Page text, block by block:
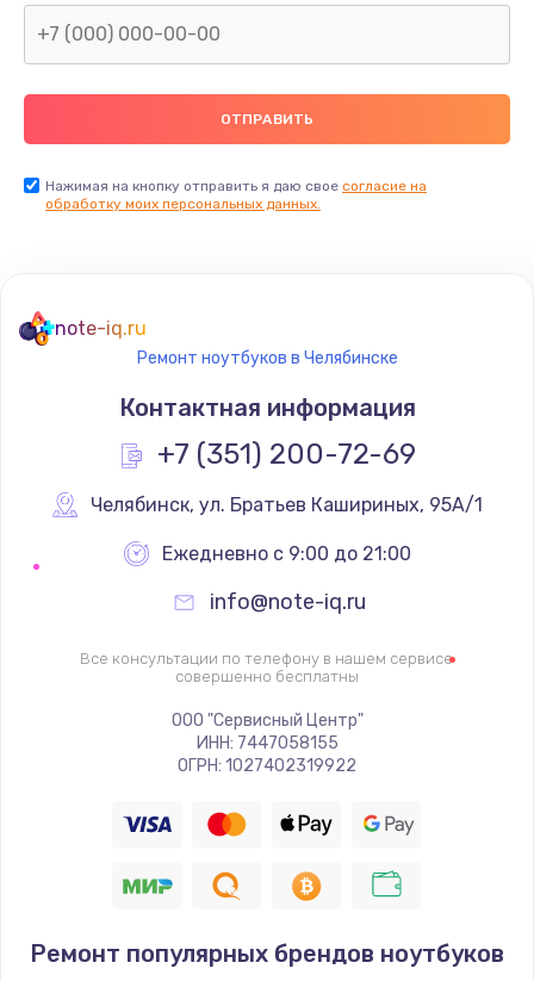
Нажимая на кнопку отправить я даю свое согласие на
обработку моих персональных данных.
note-iq.ru
Ремонт ноутбуков в Челябинске
Контактная информация
+7 (351) 200-72-69
Челябинск, ул. Братьев Кашириных, 95А/1
Ежедневно с 9:00 до 21:00
info@note-iq.ru
Все консультации по телефону в нашем сервисе
совершенно бесплатны
ООО "Сервисный Центр"
ИНН: 7447058155
ОГРН: 1027402319922
Ремонт популярных брендов ноутбуков